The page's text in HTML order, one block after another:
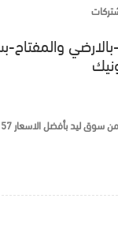
بأفضل الاسعار 01103005157